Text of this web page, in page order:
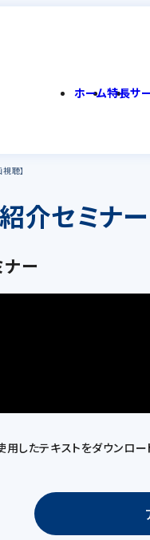
ホーム特長サ
聴】
セミナー
ー
したテキストをダウンロー